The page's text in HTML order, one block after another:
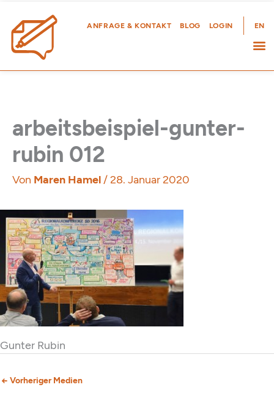
Inhalt
springen
ANFRAGE & KONTAKT BLOG LOGIN EN
arbeitsbeispiel-gunter-
rubin 012
Von Maren Hamel/28. Januar 2020
Gunter Rubin
← Vorheriger Medien